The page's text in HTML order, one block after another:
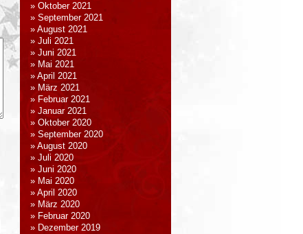
Oktober 2021
September 2021
August 2021
Juli 2021
Juni 2021
Mai 2021
April 2021
März 2021
Februar 2021
Januar 2021
Oktober 2020
September 2020
August 2020
Juli 2020
Juni 2020
Mai 2020
April 2020
März 2020
Februar 2020
Dezember 2019